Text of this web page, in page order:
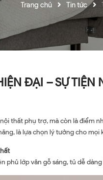
Trang chủ Tin tức
ĐẠI – SỰ
thất phụ trợ, mà còn là điểm
là lựa chọn lý tưởng cho mọi
phủ lớp vân gỗ sáng, tủ dễ